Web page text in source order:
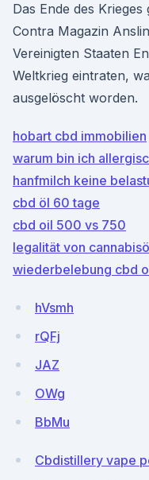
Das Ende des
Contra Magazin
Vereinigten Staaten
Weltkrieg eintraten,
ausgelöscht worden.
hobart cbd immobilien
warum bin ich
hanfmilch keine
cbd öl 60 tage
cbd oil 500 vs 750
legalität von
wiederbelebung cbd
hVsmh
rQFj
JAZ
OWg
BbMu
Cbdistillery vape